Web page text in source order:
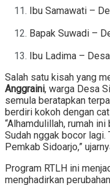
Ibu Samawati –
Bapak Suwadi –
Ibu Ladima –
Salah satu kisah yang
Anggraini, warga Desa
semula beratapkan
berdiri kokoh dengan cat
“Alhamdulillah, rumah
Sudah nggak bocor
Pemkab Sidoarjo,”
Program RTLH ini
menghadirkan